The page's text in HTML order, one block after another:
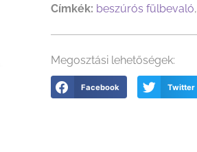
Címkék: beszúrós fülbevaló,
Megosztási lehetőségek:
Facebook Twitter